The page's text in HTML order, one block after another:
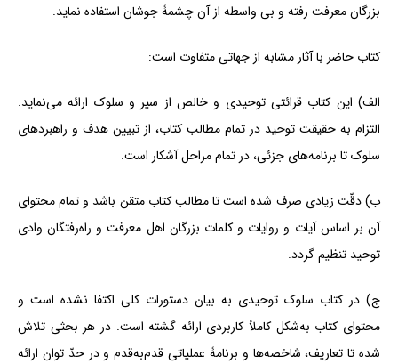
بزرگان معرفت رفته و بی ‏واسطه از آن چشمۀ جوشان استفاده نماید.
کتاب حاضر با آثار مشابه از جهاتی متفاوت است:
الف) این کتاب قرائتی توحیدی و خالص از سیر و سلوک ارائه می‏‌نماید.
التزام به حقیقت توحید در تمام مطالب کتاب، از تبیین هدف و راهبردهای
سلوک تا برنامه‏‌های جزئی، در تمام مراحل آشکار است.
ب) دقّت زیادی صرف شده است تا مطالب کتاب متقن باشد و تمام محتوای
آن بر اساس آیات و روایات و کلمات بزرگان اهل معرفت و راه‏‌رفتگان وادی
توحید تنظیم گردد.
ج) در کتاب سلوک توحیدی به بیان دستورات کلی اکتفا نشده است و
محتوای کتاب به‌شکل کاملاً‏ کاربردی ارائه گشته است. در هر بحثی تلاش
شده تا تعاریف، شاخصه‏‌ها و برنامۀ عملیاتی قدم‏‌به‏‌قدم و در حدّ توان ارائه